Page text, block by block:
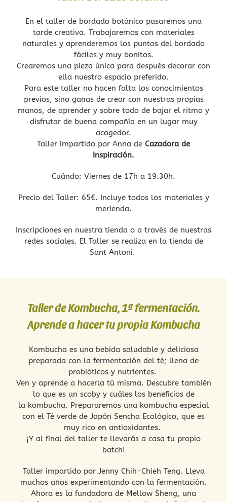
En el taller de bordado botánico pasaremos una
tarde creativa. Trabajaremos con materiales
naturales y aprenderemos los puntos del bordado
fáciles y muy bonitos.
Crearemos una pieza única para después decorar con
ella nuestro espacio preferido.
Para este taller no hacen falta los conocimientos
previos, sino ganas de crear con nuestras propias
manos, de aprender y sobre todo de bajar el ritmo y
disfrutar de buena compañía en un lugar muy
acogedor.
Taller impartido por Anna de Cazadora de
Inspiración.
Cuándo: Viernes de 17h a 19.30h.
Precio del Taller: 65€. Incluye todos los materiales y
merienda.
Inscripciones en nuestra tienda o a través de nuestras
redes sociales. El Taller se realiza en la tienda de
Sant Antoni.
Taller de Kombucha, 1ª fermentación.
Aprende a hacer tu propia Kombucha
Kombuchaes una bebida saludable y deliciosa
preparada con la fermentación del té; llena de
probióticos y nutrientes.
Ven y aprende a hacerla tú misma. Descubre también
lo que es un scoby y cuáles los beneficios de
la kombucha. Prepararemos una kombucha especial
con el Té verde de Japón Sencha Ecológico, que es
muy rico en antioxidantes.
¡Y al final del taller te llevarás a casa tu propio
batch!
Taller impartido por Jenny Chih-Chieh Teng. Lleva
muchos años experimentando con la fermentación.
Ahora es la fundadora de Mellow Sheng, una